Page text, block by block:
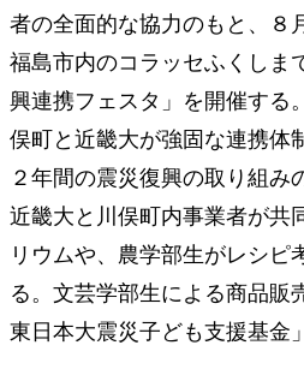
者の全⾯的な協⼒のもと、８
福島市内のコラッセふくしま
興連携フェスタ」を開催する
俣町と近畿⼤が強固な連携体
２年間の震災復興の取り組み
近畿⼤と川俣町内事業者が共
リウムや、農学部⽣がレシピ
る。⽂芸学部⽣による商品販
東⽇本⼤震災⼦ども⽀援基⾦